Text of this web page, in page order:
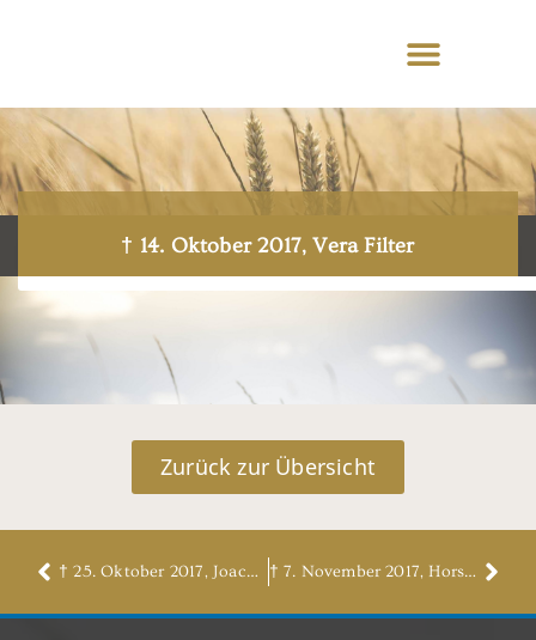
† 14. Oktober 2017, Vera Filter
Zurück zur Übersicht
† 25. Oktober 2017, Joachim (Jochen) Martin † 7. November 2017, Horst Rohde